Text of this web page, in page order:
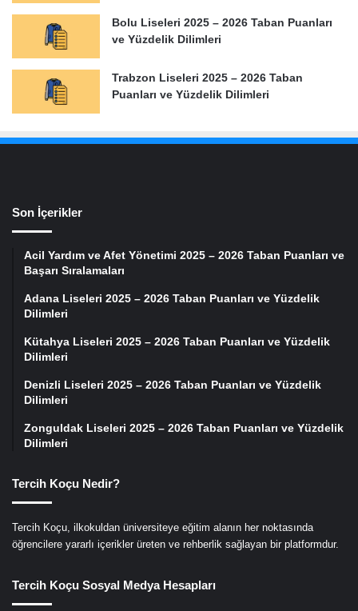
Bolu Liseleri 2025 – 2026 Taban Puanları
ve Yüzdelik Dilimleri
Trabzon Liseleri 2025 – 2026 Taban
Puanları ve Yüzdelik Dilimleri
Son İçerikler
Acil Yardım ve Afet Yönetimi 2025 – 2026 Taban Puanları ve
Başarı Sıralamaları
Adana Liseleri 2025 – 2026 Taban Puanları ve Yüzdelik
Dilimleri
Kütahya Liseleri 2025 – 2026 Taban Puanları ve Yüzdelik
Dilimleri
Denizli Liseleri 2025 – 2026 Taban Puanları ve Yüzdelik
Dilimleri
Zonguldak Liseleri 2025 – 2026 Taban Puanları ve Yüzdelik
Dilimleri
Tercih Koçu Nedir?
Tercih Koçu, ilkokuldan üniversiteye eğitim alanın her noktasında
öğrencilere yararlı içerikler üreten ve rehberlik sağlayan bir platformdur.
Tercih Koçu Sosyal Medya Hesapları